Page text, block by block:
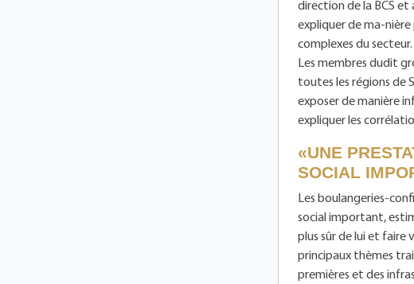
direction de la BCS
expliquer de ma-
complexes du
Les membres dudit
toutes les régions de
exposer de manière
expliquer les
«UNE
SOCIAL
Les boulangeries-
social important,
plus sûr de lui et faire
principaux thèmes
premières et des